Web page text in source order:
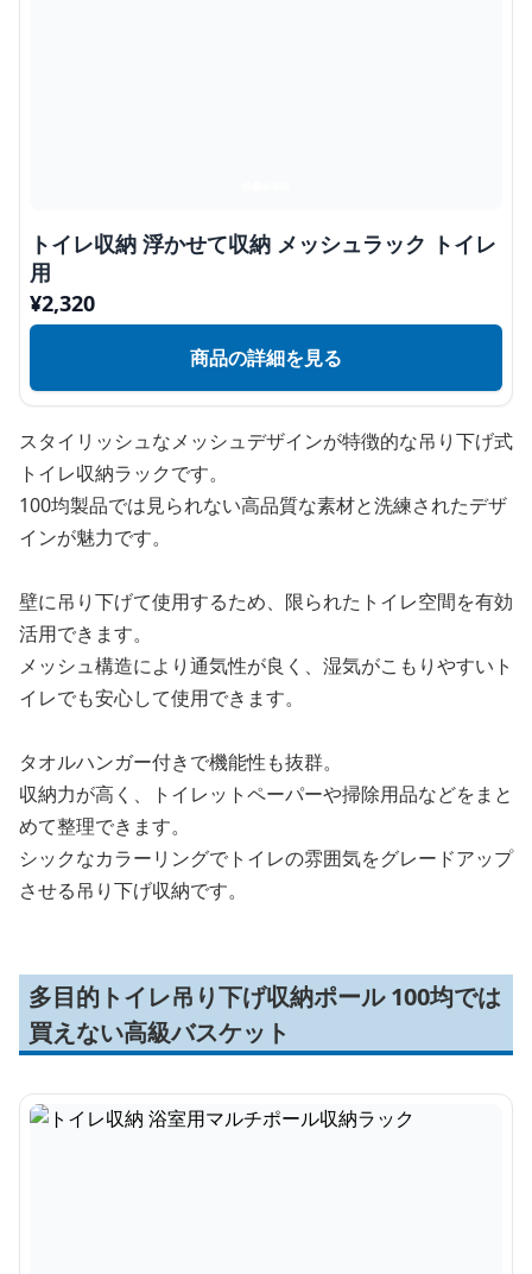
トイレ収納 浮かせて収納 メッシュラック トイレ
用
¥2,320
商品の詳細を見る
スタイリッシュなメッシュデザインが特徴的な吊り下げ式
トイレ収納ラックです。
100均製品では見られない高品質な素材と洗練されたデザ
インが魅力です。
壁に吊り下げて使用するため、限られたトイレ空間を有効
活用できます。
メッシュ構造により通気性が良く、湿気がこもりやすいト
イレでも安心して使用できます。
タオルハンガー付きで機能性も抜群。
収納力が高く、トイレットペーパーや掃除用品などをまと
めて整理できます。
シックなカラーリングでトイレの雰囲気をグレードアップ
させる吊り下げ収納です。
多目的トイレ吊り下げ収納ポール 100均では
買えない高級バスケット